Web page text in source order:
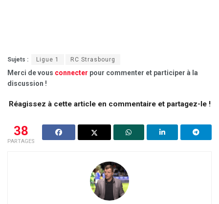
Sujets : Ligue 1 RC Strasbourg
Merci de vous connecter pour commenter et participer à la
discussion !
Réagissez à cette article en commentaire et partagez-le !
38
PARTAGES